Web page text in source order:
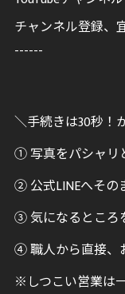
チャンネル登録、
------
＼手続きは30秒！
① 写真をパシャリ
② 公式LINEへその
③ 気になるところ
④ 職人から直接、
※しつこい営業は